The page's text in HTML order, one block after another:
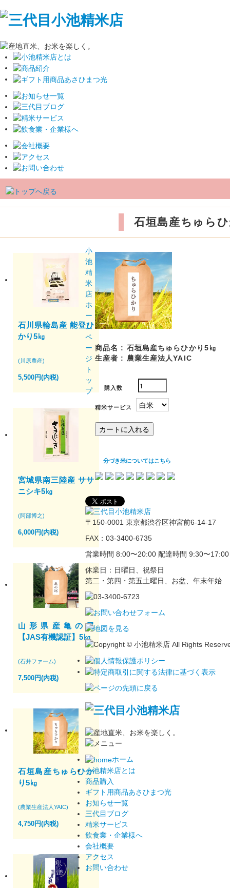
石垣島産ちゅら
石川県輪島産 能登ひ
かり5㎏
(川原農産)
5,500円(内税)
宮城県南三陸産 ササ
ニシキ5㎏
(阿部博之)
6,000円(内税)
山形県産亀の尾
【JAS有機認証】5㎏
(石井ファーム)
7,500円(内税)
石垣島産ちゅらひか
り5㎏
(農業生産法人YAIC)
4,750円(内税)
商品名 : 石垣島産ちゅらひかり5㎏
生産者 : 農業生産法人YAIC
購入数
精米サービス
分づき米についてはこちら
小
池
精
米
店
ホ
ー
ム
ペ
ー
ジ
ト
ッ
プ
〒150-0001 東京都渋谷区神宮前6-14-17
FAX：03-3400-6735
営業時間 8:00〜20:00 配達時間 9:30〜17:00
休業日：日曜日、祝祭日
第二・第四・第五土曜日、お盆、年末年始
ホーム
小池精米店とは
商品購入
ギフト用商品あさひまつ光
お知らせ一覧
三代目ブログ
精米サービス
飲食業・企業様へ
会社概要
アクセス
お問い合わせ